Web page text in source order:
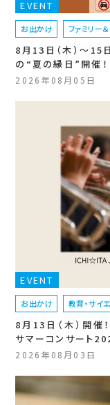
EVENT
お出かけ ファミリー
8月13日（木）〜15
の“夏の縁日”開催！
2026年08月05日
EVENT
お出かけ 教育・サイ
8月13日（木）開
サマーコンサート
2026年08月03日